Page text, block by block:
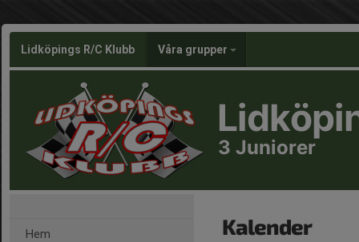
Lidköpings R/C Klubb Våra grupper
3 Juniorer
Hem Kalender